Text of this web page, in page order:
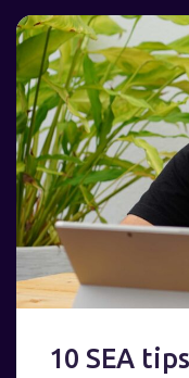
10 SEA